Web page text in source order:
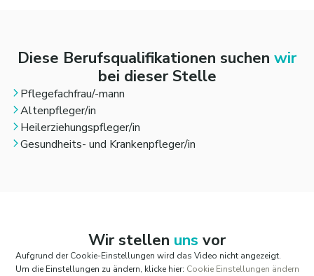
kirchliche Zusatzversorgung
vielfältige interne und externe
Weiterbildungsmöglichkeiten
Zuschüsse zur Kinderbetreuung/ Unterstützung
bei der Pflege Angehöriger
Businessbike
Entgeltumwandlung mit lukrativer
Wir erwarten von dem/der Bewerber/-in eine hohe fachliche
Qualifikation, Engagement, Identifikation mit christlichen
Diese Berufsqualifikationen suchen wir
bei dieser Stelle
Pflegefachfrau/-mann
Altenpfleger/in
Heilerziehungspfleger/in
Gesundheits- und Krankenpfleger/in
Wir stellen uns vor
Aufgrund der Cookie-Einstellungen wird das Video nicht angezeigt.
Um die Einstellungen zu ändern, klicke hier: Cookie Einstellungen ändern